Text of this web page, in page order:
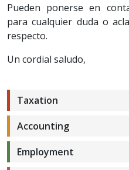
Pueden ponerse en
para cualquier duda o
respecto.
Un cordial saludo,
Taxation
Accounting
Employment